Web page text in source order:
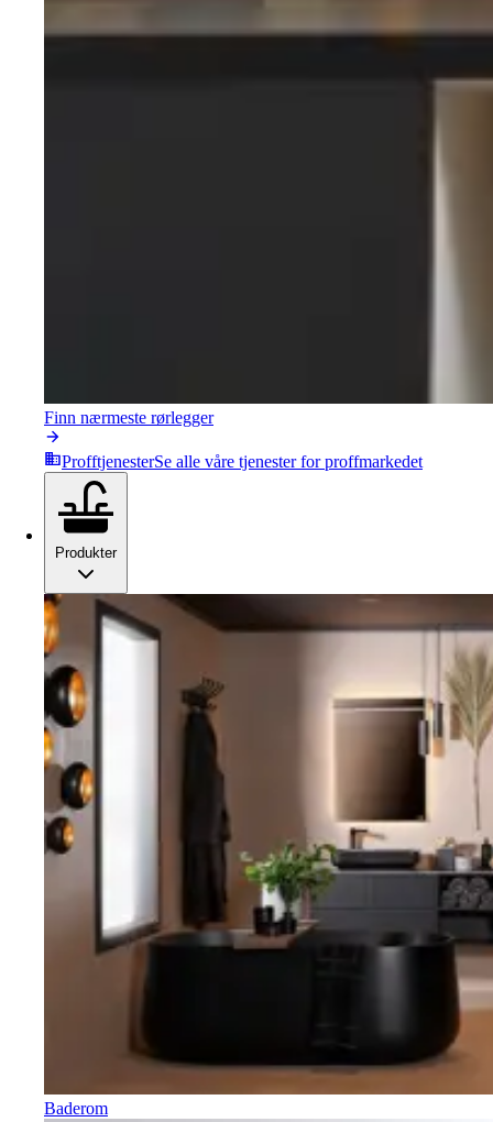
Finn nærmeste rørlegger
ProfftjenesterSe alle våre tjenester for proffmarkedet
Produkter
Baderom